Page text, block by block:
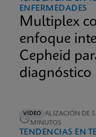
ENFERMEDADES
Multiplex
enfoque
Cepheid
VÍDEO
VISUALIZACIÓN DE 5
MINUTOS
TENDENCIAS EN